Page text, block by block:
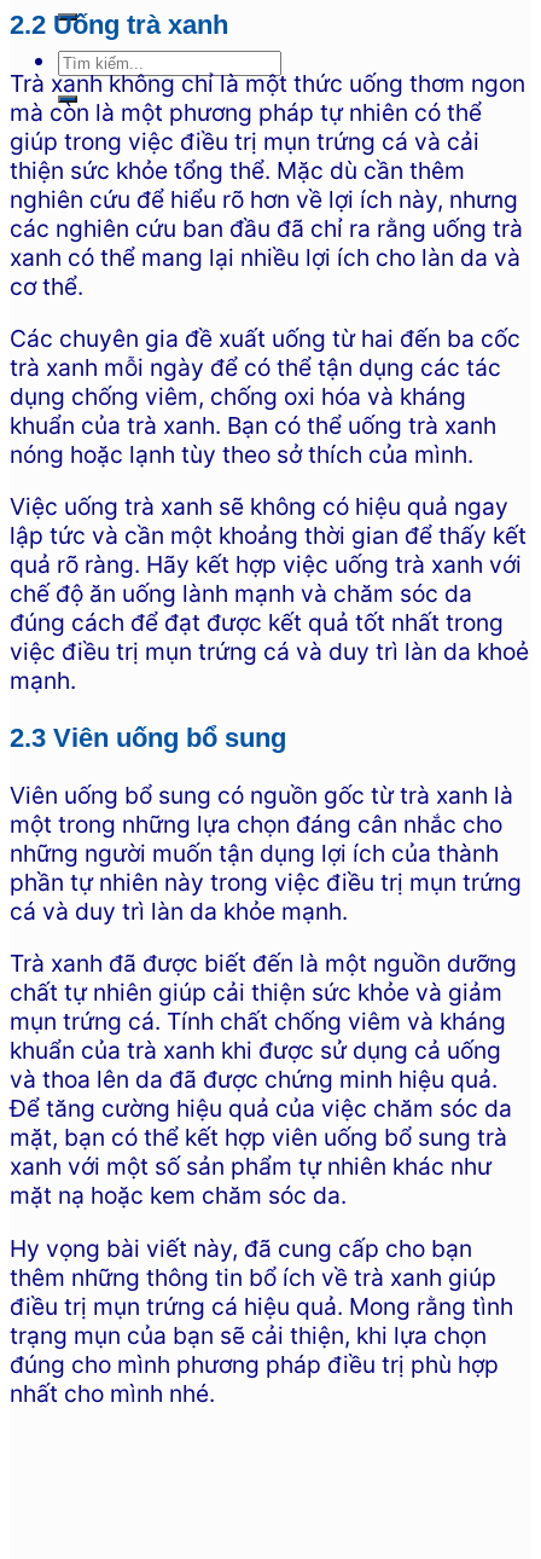
2.2 Uống trà xanh
Trà xanh không chỉ là một thức uống thơm ngon
mà còn là một phương pháp tự nhiên có thể
giúp trong việc điều trị mụn trứng cá và cải
thiện sức khỏe tổng thể. Mặc dù cần thêm
nghiên cứu để hiểu rõ hơn về lợi ích này, nhưng
các nghiên cứu ban đầu đã chỉ ra rằng uống trà
xanh có thể mang lại nhiều lợi ích cho làn da và
cơ thể.
Các chuyên gia đề xuất uống từ hai đến ba cốc
trà xanh mỗi ngày để có thể tận dụng các tác
dụng chống viêm, chống oxi hóa và kháng
khuẩn của trà xanh. Bạn có thể uống trà xanh
nóng hoặc lạnh tùy theo sở thích của mình.
Việc uống trà xanh sẽ không có hiệu quả ngay
lập tức và cần một khoảng thời gian để thấy kết
quả rõ ràng. Hãy kết hợp việc uống trà xanh với
chế độ ăn uống lành mạnh và chăm sóc da
đúng cách để đạt được kết quả tốt nhất trong
việc điều trị mụn trứng cá và duy trì làn da khoẻ
mạnh.
2.3 Viên uống bổ sung
Viên uống bổ sung có nguồn gốc từ trà xanh là
một trong những lựa chọn đáng cân nhắc cho
những người muốn tận dụng lợi ích của thành
phần tự nhiên này trong việc điều trị mụn trứng
cá và duy trì làn da khỏe mạnh.
Trà xanh đã được biết đến là một nguồn dưỡng
chất tự nhiên giúp cải thiện sức khỏe và giảm
mụn trứng cá. Tính chất chống viêm và kháng
khuẩn của trà xanh khi được sử dụng cả uống
và thoa lên da đã được chứng minh hiệu quả.
Để tăng cường hiệu quả của việc chăm sóc da
mặt, bạn có thể kết hợp viên uống bổ sung trà
xanh với một số sản phẩm tự nhiên khác như
mặt nạ hoặc kem chăm sóc da.
Hy vọng bài viết này, đã cung cấp cho bạn
thêm những thông tin bổ ích về trà xanh giúp
điều trị mụn trứng cá hiệu quả. Mong rằng tình
trạng mụn của bạn sẽ cải thiện, khi lựa chọn
đúng cho mình phương pháp điều trị phù hợp
nhất cho mình nhé.